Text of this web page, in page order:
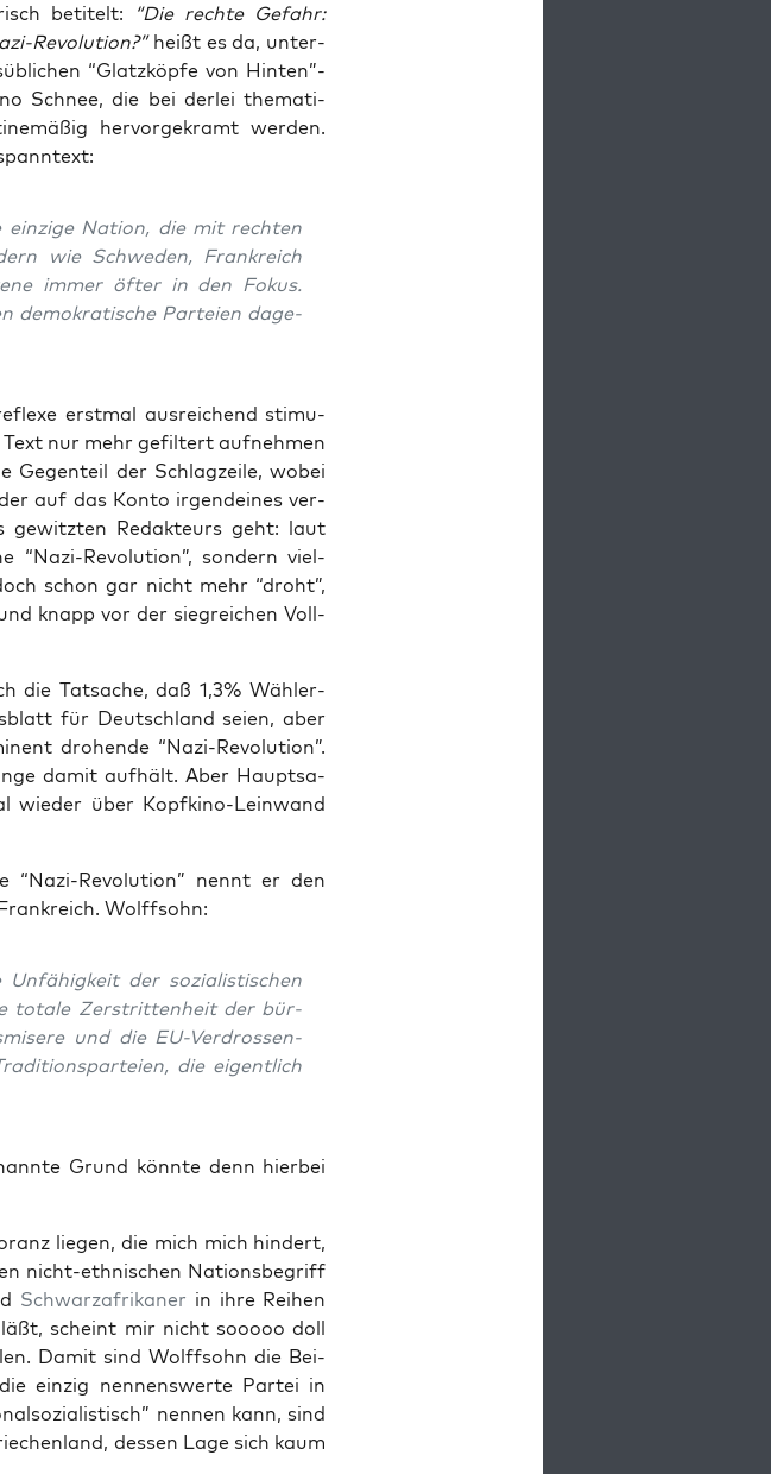
beti­telt:
“Die rech­te Gefahr:
Revo­lu­ti­on?”heißt es da, unter­
“Glatz­köp­fe von Hinten”-
Schnee, die bei der­lei the­ma­ti­
her­vor­ge­kramt wer­den.
Nati­on, die mit rech­ten
wie Schwe­den, Frank­reich
immer öfter in den Fokus.
demo­kra­ti­sche Par­tei­en dage­
erst­mal aus­rei­chend sti­mu­
nur mehr gefil­tert auf­neh­men
Gegen­teil der Schlag­zei­le, wobei
auf das Kon­to irgend­ei­nes ver­
Redak­teurs geht: laut
“Nazi-Revo­lu­ti­on”, son­dern viel­
schon gar nicht mehr “droht”,
knapp vor der sieg­rei­chen Voll­
die Tat­sa­che, daß 1,3% Wäh­ler­
für Deutsch­land sei­en, aber
dro­hen­de “Nazi-Revo­lu­ti­on”.
damit auf­hält. Aber Haupt­sa­
wie­der über Kopf­ki­no-Lein­wand
“Nazi-Revo­lu­ti­on” nennt er den
Wolffsohn:
der sozia­lis­ti­schen
tota­le Zer­strit­ten­heit der bür­
und die EU-Ver­dros­sen­
die eigent­lich
Grund könn­te denn hier­bei
lie­gen, die mich mich hin­dert,
nicht-eth­ni­schen Nati­ons­be­griff
Schwarz­afri­ka­ner in ihre Rei­hen
scheint mir nicht sooooo doll
Damit sind Wolff­sohn die Bei­
ein­zig nen­nens­wer­te Par­tei in
nen­nen kann, sind
des­sen Lage sich kaum